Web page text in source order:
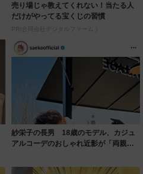
売り場じゃ教えてくれない！当たる人
だけがやってる宝くじの習慣
PR(合同会社デジタルファーム )
紗栄子の長男 18歳のモデル、カジュ
アルコーデのおしゃれ近影が「両親の